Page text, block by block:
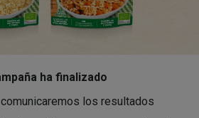
ha finalizado
los resultados